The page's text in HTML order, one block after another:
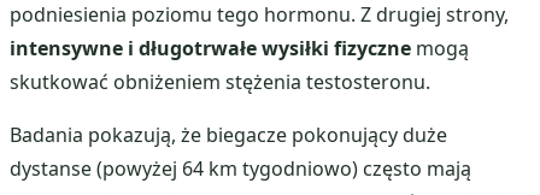
podniesienia poziomu tego hormonu. Z drugiej strony,
intensywne i długotrwałe wysiłki fizyczne mogą
skutkować obniżeniem stężenia testosteronu.
Badania pokazują, że biegacze pokonujący duże
dystanse (powyżej 64 km tygodniowo) często mają